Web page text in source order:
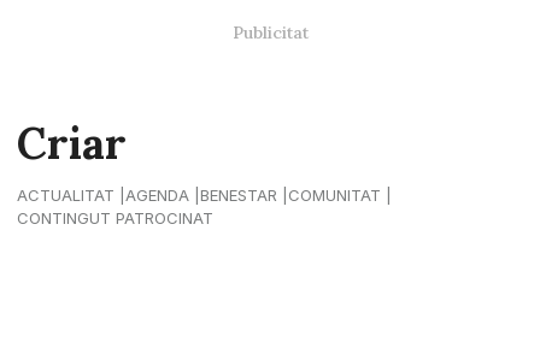
Criar
ACTUALITAT AGENDA BENESTAR
COMUNITAT
CONTINGUT PATROCINAT